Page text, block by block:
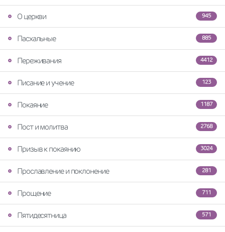
945
О церкви
885
Пасхальные
4412
Переживания
123
Писание и учение
1187
Покаяние
2768
Пост и молитва
3024
Призыв к покаянию
281
Прославление и поклонение
711
Прощение
571
Пятидесятница